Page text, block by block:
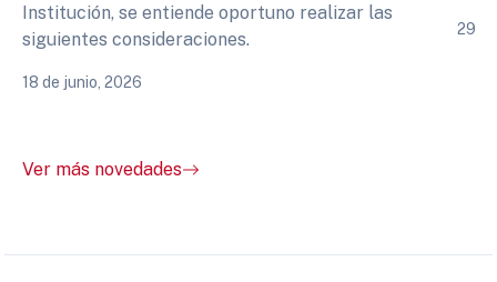
Institución, se entiende oportuno realizar las
siguientes consideraciones.
18 de junio, 2026
29
Ver más novedades